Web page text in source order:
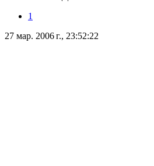
1
27 мар. 2006 г., 23:52:22